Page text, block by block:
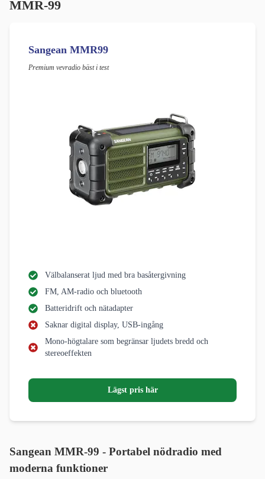
MMR-99
Sangean MMR99
Premium vevradio bäst i test
Välbalanserat ljud med bra basåtergivning
FM, AM-radio och bluetooth
Batteridrift och nätadapter
Saknar digital display, USB-ingång
Mono-högtalare som begränsar ljudets bredd och
stereoeffekten
Lägst pris här
Sangean MMR-99 - Portabel nödradio med
moderna funktioner